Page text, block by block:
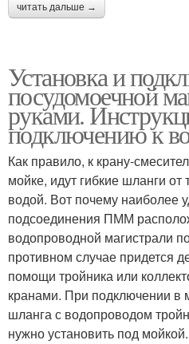
читать дальше →
Установка и
посудомоечной
руками.
подключению к
Как правило, к крану-
мойке, идут гибкие шланги от
водой. Вот почему наиболее
подсоединения ПММ
водопроводной магистрали
противном случае придется
помощи тройника или
кранами. При подключении в
шланга с водопроводом
нужно установить под мойкой.